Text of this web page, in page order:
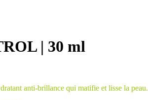
| 30 ml
anti-brillance qui matifie et lisse la peau.